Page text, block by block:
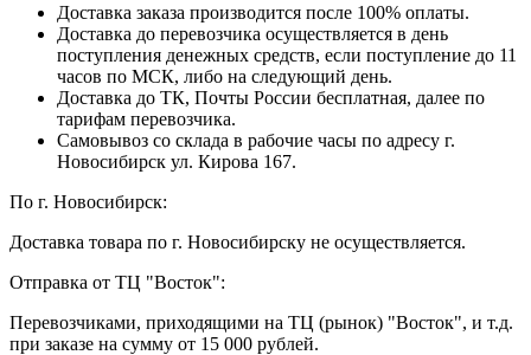
Доставка заказа производится после 100% оплаты.
Доставка до перевозчика осуществляется в день
поступления денежных средств, если поступление до 11
часов по МСК, либо на следующий день.
Доставка до ТК, Почты России бесплатная, далее по
тарифам перевозчика.
Самовывоз со склада в рабочие часы по адресу г.
Новосибирск ул. Кирова 167.
По г. Новосибирск:
Доставка товара по г. Новосибирску не осуществляется.
Отправка от ТЦ "Восток":
Перевозчиками, приходящими на ТЦ (рынок) "Восток", и т.д.
при заказе на сумму от 15 000 рублей.